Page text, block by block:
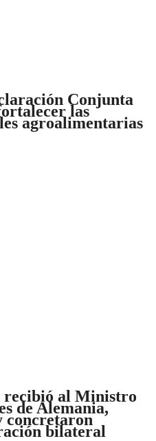
Conjunta
las
agroalimentarias
al Ministro
de Alemania,
concretaron
bilateral